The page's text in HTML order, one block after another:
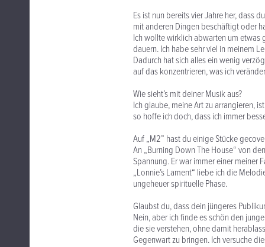
Es ist nun bereits vier Jahre her, dass
mit anderen Dingen beschäftigt oder
Ich wollte wirklich abwarten um etwas
dauern. Ich habe sehr viel in meinem
Dadurch hat sich alles ein wenig
auf das konzentrieren, was ich
Wie sieht’s mit deiner Musik aus?
Ich glaube, meine Art zu arrangieren,
so hoffe ich doch, dass ich immer
Auf „M2” hast du einige Stücke
An „Burning Down The House“ von
Spannung. Er war immer einer meiner
„Lonnie’s Lament“ liebe ich die
ungeheuer spirituelle Phase.
Glaubst du, dass dein jüngeres
Nein, aber ich finde es schön den
die sie verstehen, ohne damit
Gegenwart zu bringen. Ich versuche